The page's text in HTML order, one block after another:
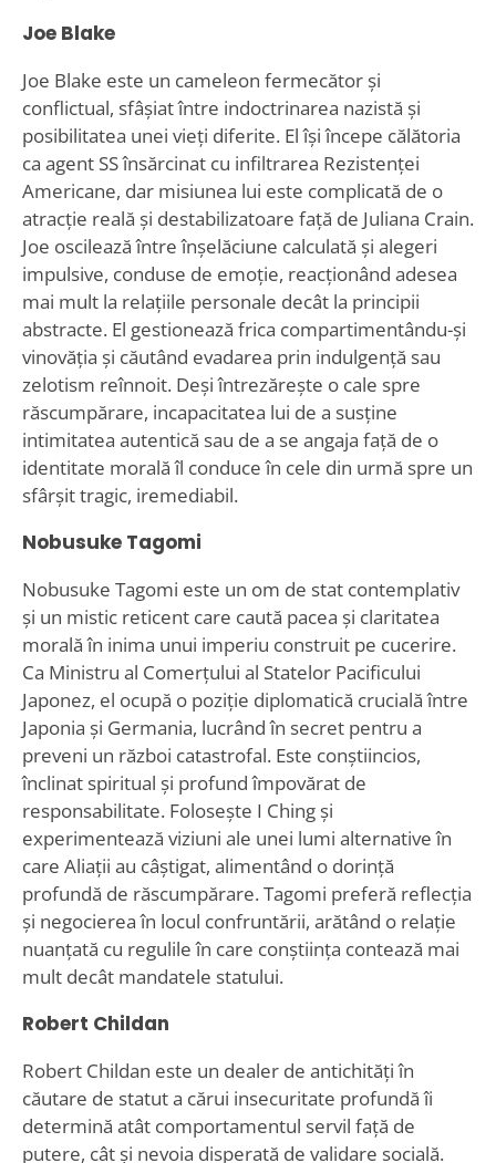
Joe Blake
Joe Blake este un cameleon fermecător și
conflictual, sfâșiat între indoctrinarea nazistă și
posibilitatea unei vieți diferite. El își începe călătoria
ca agent SS însărcinat cu infiltrarea Rezistenței
Americane, dar misiunea lui este complicată de o
atracție reală și destabilizatoare față de Juliana Crain.
Joe oscilează între înșelăciune calculată și alegeri
impulsive, conduse de emoție, reacționând adesea
mai mult la relațiile personale decât la principii
abstracte. El gestionează frica compartimentându-și
vinovăția și căutând evadarea prin indulgență sau
zelotism reînnoit. Deși întrezărește o cale spre
răscumpărare, incapacitatea lui de a susține
intimitatea autentică sau de a se angaja față de o
identitate morală îl conduce în cele din urmă spre un
sfârșit tragic, iremediabil.
Nobusuke Tagomi
Nobusuke Tagomi este un om de stat contemplativ
și un mistic reticent care caută pacea și claritatea
morală în inima unui imperiu construit pe cucerire.
Ca Ministru al Comerțului al Statelor Pacificului
Japonez, el ocupă o poziție diplomatică crucială între
Japonia și Germania, lucrând în secret pentru a
preveni un război catastrofal. Este conștiincios,
înclinat spiritual și profund împovărat de
responsabilitate. Folosește I Ching și
experimentează viziuni ale unei lumi alternative în
care Aliații au câștigat, alimentând o dorință
profundă de răscumpărare. Tagomi preferă reflecția
și negocierea în locul confruntării, arătând o relație
nuanțată cu regulile în care conștiința contează mai
mult decât mandatele statului.
Robert Childan
Robert Childan este un dealer de antichități în
căutare de statut a cărui insecuritate profundă îi
determină atât comportamentul servil față de
putere, cât și nevoia disperată de validare socială.